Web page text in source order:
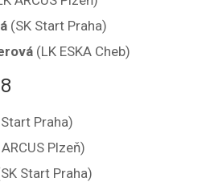
(SK Start Praha)
(LK ESKA Cheb)
Praha)
Plzeň)
Start Praha)